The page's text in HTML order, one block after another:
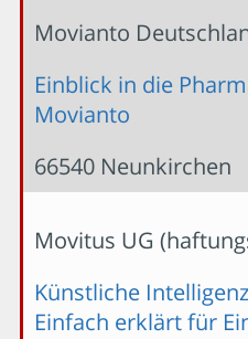
Movianto
Einblick in die
Movianto
66540 Neunkirchen
Movitus UG
Künstliche
Einfach erklärt für